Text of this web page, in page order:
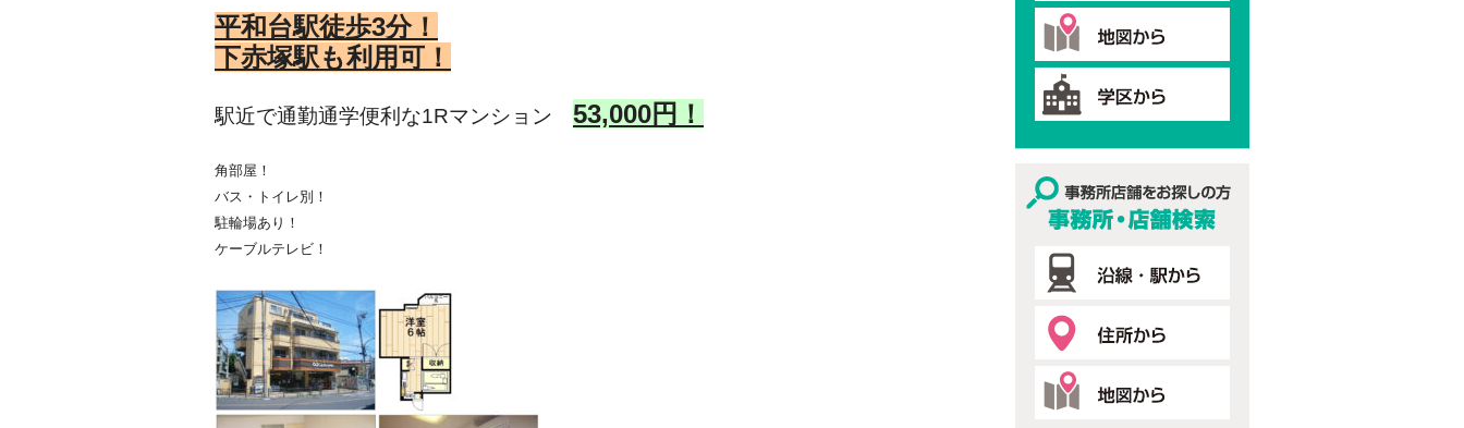
平和台駅徒歩3分！
下赤塚駅も利用可！
駅近で通勤通学便利な1Rマンション 53,000円！
角部屋！
バス・トイレ別！
駐輪場あり！
ケーブルテレビ！